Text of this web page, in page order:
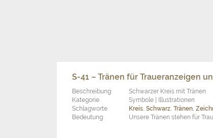
S-41 – Tränen für Traueranzeigen
Beschreibung
Schwarzer Kreis mit Tränen
Kategorie
Symbole | Illustrationen
Schlagworte
Kreis, Schwarz, Tränen,
Bedeutung
Unsere Tränen stehen für